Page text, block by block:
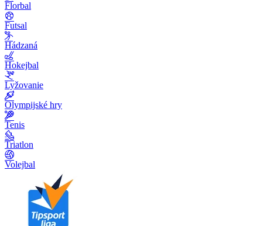
Florbal
Futsal
Hádzaná
Hokejbal
Lyžovanie
Olympijské hry
Tenis
Triatlon
Volejbal